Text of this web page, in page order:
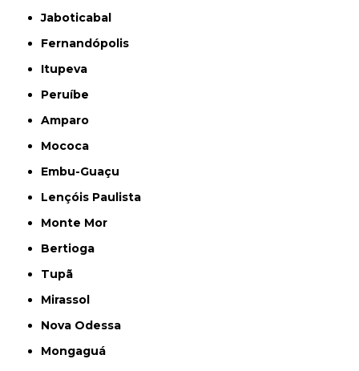
Jaboticabal
Fernandópolis
Itupeva
Peruíbe
Amparo
Mococa
Embu-Guaçu
Lençóis Paulista
Monte Mor
Bertioga
Tupã
Mirassol
Nova Odessa
Mongaguá